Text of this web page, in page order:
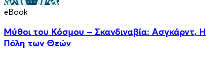
eBook
Μύθοι του Κόσμου – Σκανδιναβία: Ασγκάρντ, Η
Πόλη των Θεών